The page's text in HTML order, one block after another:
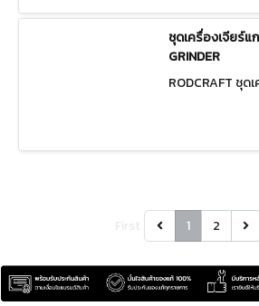
ชุดเครื่องเจียร์แ
GRINDER
RODCRAFT ชุด
1 2